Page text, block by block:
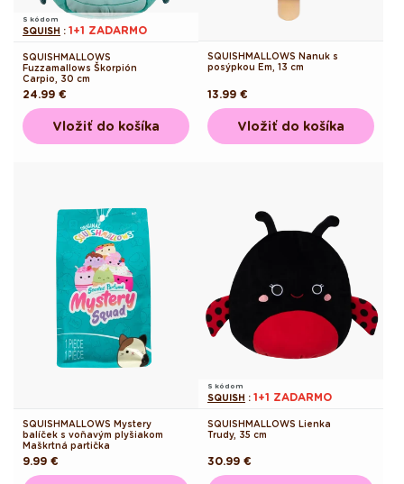
S kódom
SQUISH : 1+1 ZADARMO
SQUISHMALLOWS
Fuzzamallows Škorpión
Carpio, 30 cm
Pôvodná
cena
24.99 €
Vložiť do košíka
SQUISHMALLOWS Nanuk s
posýpkou Em, 13 cm
Pôvodná
cena
13.99 €
Vložiť do košíka
SQUISHMALLOWS Mystery
balíček s voňavým plyšiakom
Maškrtná partička
Pôvodná
cena
9.99 €
S kódom
SQUISH : 1+1 ZADARMO
SQUISHMALLOWS Lienka
Trudy, 35 cm
Pôvodná
cena
30.99 €